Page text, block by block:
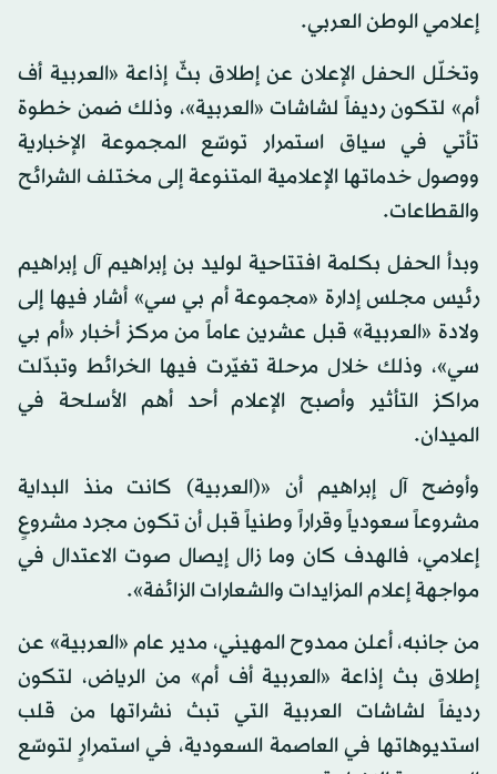
إعلامي الوطن العربي.
وتخلّل الحفل الإعلان عن إطلاق بثّ إذاعة «العربية أف
أم» لتكون رديفاً لشاشات «العربية»، وذلك ضمن خطوة
تأتي في سياق استمرار توسّع المجموعة الإخبارية
ووصول خدماتها الإعلامية المتنوعة إلى مختلف الشرائح
والقطاعات.
وبدأ الحفل بكلمة افتتاحية لوليد بن إبراهيم آل إبراهيم
رئيس مجلس إدارة «مجموعة أم بي سي» أشار فيها إلى
ولادة «العربية» قبل عشرين عاماً من مركز أخبار «أم بي
سي»، وذلك خلال مرحلة تغيّرت فيها الخرائط وتبدّلت
مراكز التأثير وأصبح الإعلام أحد أهم الأسلحة في
الميدان.
وأوضح آل إبراهيم أن «(العربية) كانت منذ البداية
مشروعاً سعودياً وقراراً وطنياً قبل أن تكون مجرد مشروعٍ
إعلامي، فالهدف كان وما زال إيصال صوت الاعتدال في
مواجهة إعلام المزايدات والشعارات الزائفة».
من جانبه، أعلن ممدوح المهيني، مدير عام «العربية» عن
إطلاق بث إذاعة «العربية أف أم» من الرياض، لتكون
رديفاً لشاشات العربية التي تبث نشراتها من قلب
استديوهاتها في العاصمة السعودية، في استمرارٍ لتوسّع